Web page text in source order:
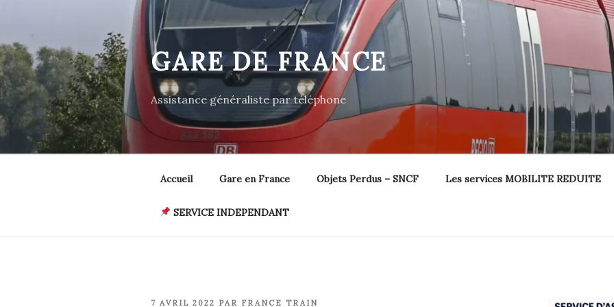
contenu
principal
GARE DE FRANCE
Assistance généraliste par téléphone
Accueil Gare en France Objets Perdus – SNCF Les services MOBILITE REDUITE
SERVICE INDEPENDANT
PUBLIÉ
7 AVRIL 2022 PAR FRANCE TRAIN